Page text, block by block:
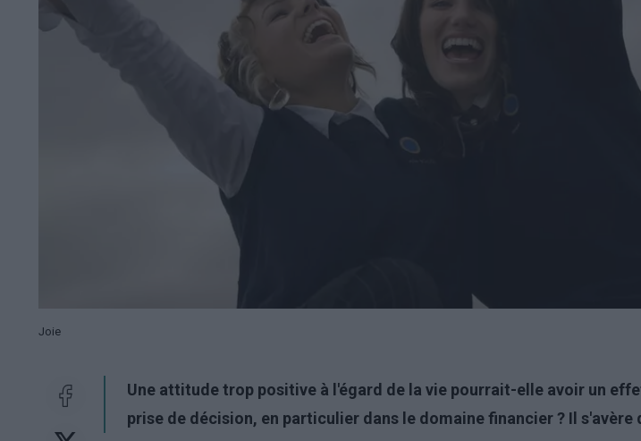
Joie
Une attitude trop positive à l'égard de la vie pourrait-elle avoir un
prise de décision, en particulier dans le domaine financier ? Il s'avère